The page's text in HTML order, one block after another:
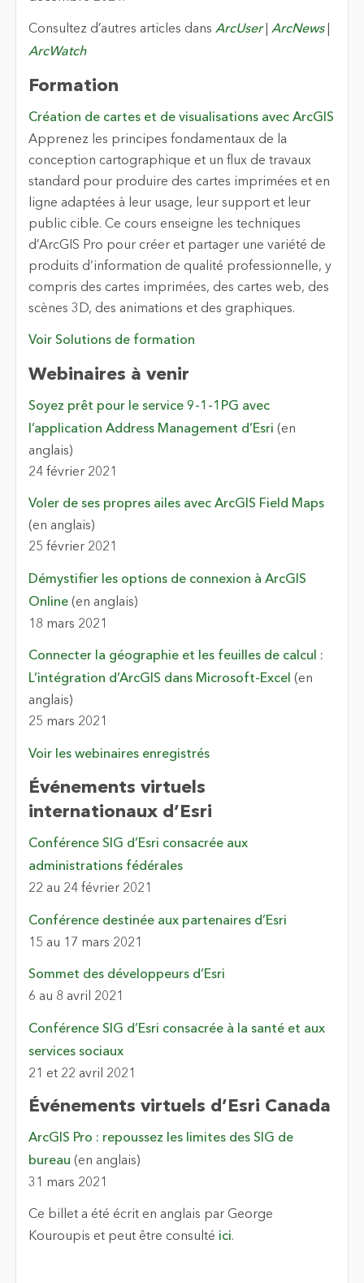
Consultez d’autres articles dans ArcUser ArcNews
ArcWatch
Formation
Création de cartes et de visualisations avec ArcGIS
Apprenez les principes fondamentaux de la
conception cartographique et un flux de travaux
standard pour produire des cartes imprimées et en
ligne adaptées à leur usage, leur support et leur
public cible. Ce cours enseigne les techniques
d’ArcGIS Pro pour créer et partager une variété de
produits d’information de qualité professionnelle, y
compris des cartes imprimées, des cartes web, des
scènes 3D, des animations et des graphiques.
Voir Solutions de formation
Webinaires à venir
Soyez prêt pour le service 9-1-1PG avec
l’application Address Management d’Esri (en
anglais)
24 février 2021
Voler de ses propres ailes avec ArcGIS Field Maps
(en anglais)
25 février 2021
Démystifier les options de connexion à ArcGIS
Online(en anglais)
18 mars 2021
Connecter la géographie et les feuilles de calcul :
L’intégration d’ArcGIS dans Microsoft-Excel (en
anglais)
25 mars 2021
Voir les webinaires enregistrés
Événements virtuels
internationaux d’Esri
Conférence SIG d’Esri consacrée aux
administrations fédérales
22 au 24 février 2021
Conférence destinée aux partenaires d’Esri
15 au 17 mars 2021
Sommet des développeurs d’Esri
6 au 8 avril 2021
Conférence SIG d’Esri consacrée à la santé et aux
services sociaux
21 et 22 avril 2021
Événements virtuels d’Esri Canada
ArcGIS Pro : repoussez les limites des SIG de
bureau (en anglais)
31 mars 2021
Ce billet a été écrit en anglais par George
Kouroupis et peut être consulté ici.